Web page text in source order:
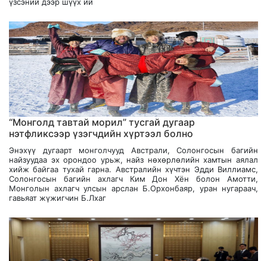
“Монголд тавтай морил” тусгай дугаар
нэтфликсээр үзэгчдийн хүртээл болно
Энэхүү дугаарт монголчууд Австрали, Солонгосын багийн
найзуудаа эх орондоо урьж, найз нөхөрлөлийн хамтын аялал
хийж байгаа тухай гарна. Австралийн хүчтэн Эдди Виллиамс,
Солонгосын багийн ахлагч Ким Дон Хён болон Амотти,
Монголын ахлагч улсын арслан Б.Орхонбаяр, уран нугараач,
гавьяат жүжигчин Б.Лхаг